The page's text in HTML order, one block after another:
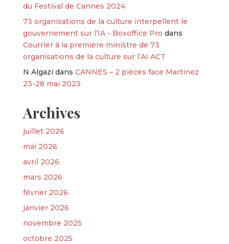
du Festival de Cannes 2024
73 organisations de la culture interpellent le
gouvernement sur l’IA - Boxoffice Pro dans
Courrier à la première ministre de 73
organisations de la culture sur l’AI ACT
N Algazi dans CANNES – 2 pièces face Martinez
23-28 mai 2023
Archives
juillet 2026
mai 2026
avril 2026
mars 2026
février 2026
janvier 2026
novembre 2025
octobre 2025